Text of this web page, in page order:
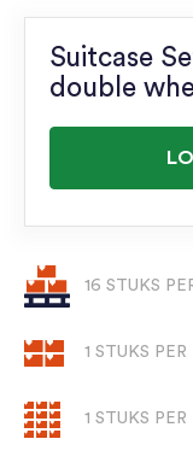
Suitcase
double
16 STUKS
1 STUKS
1 STUKS